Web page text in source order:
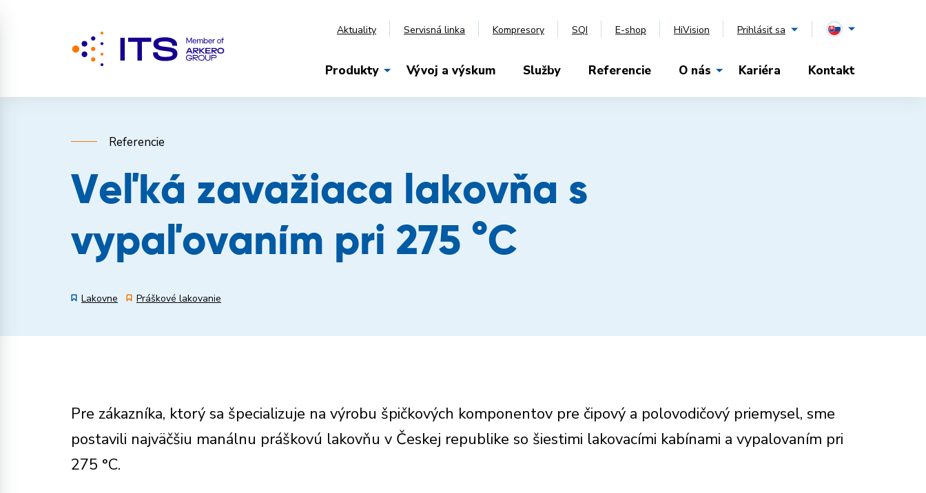
Aktuality Servisná linka Kompresory SQI E-shop HiVision Prihlásiť sa
Produkty Vývoj a výskum Služby Referencie O nás Kariéra Kontakt
Referencie
Veľká zavažiaca lakovňa s
vypaľovaním pri 275 °C
Lakovne Práškové lakovanie
Pre zákazníka, ktorý sa špecializuje na výrobu špičkových komponentov pre čipový a polovodičový priemysel, sme
postavili najväčšiu manálnu práškovú lakovňu v Českej republike so šiestimi lakovacími kabínami a vypalovaním pri
275 °C.